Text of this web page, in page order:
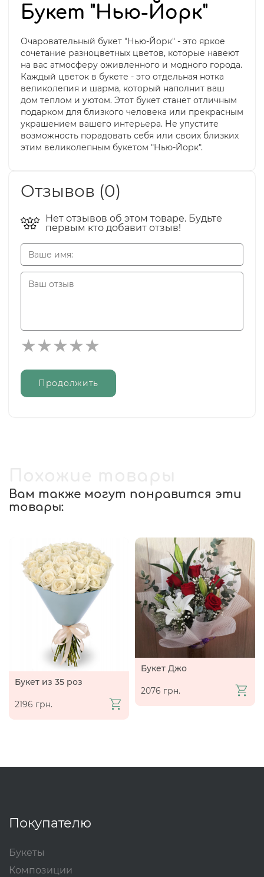
Букет "Нью-Йорк"
Очаровательный букет "Нью-Йорк" - это яркое
сочетание разноцветных цветов, которые навеют
на вас атмосферу оживленного и модного города.
Каждый цветок в букете - это отдельная нотка
великолепия и шарма, который наполнит ваш
дом теплом и уютом. Этот букет станет отличным
подарком для близкого человека или прекрасным
украшением вашего интерьера. Не упустите
возможность порадовать себя или своих близких
этим великолепным букетом "Нью-Йорк".
Отзывов (0)
Нет отзывов об этом товаре. Будьте
первым кто добавит отзыв!
Продолжить
Вам также могут понравится эти
товары:
Букет из 35 роз
2196 грн.
Букет Джо
2076 грн.
Покупателю
Букеты
Композиции